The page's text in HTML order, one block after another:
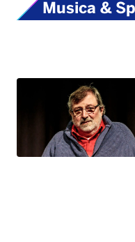
Musica &